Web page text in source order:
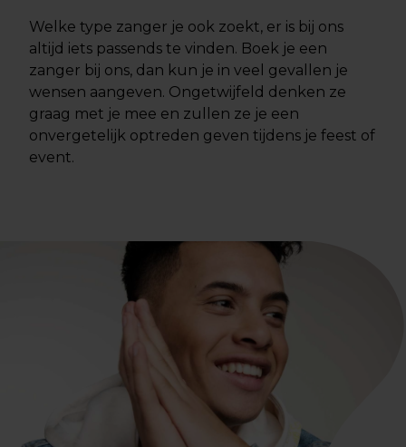
Welke type zanger je ook zoekt, er is bij ons
altijd iets passends te vinden. Boek je een
zanger bij ons, dan kun je in veel gevallen je
wensen aangeven. Ongetwijfeld denken ze
graag met je mee en zullen ze je een
onvergetelijk optreden geven tijdens je feest of
event.